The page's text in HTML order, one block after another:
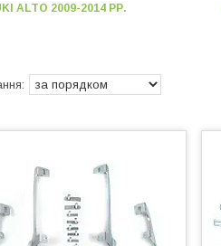
ALTO 2009-2014 РР.